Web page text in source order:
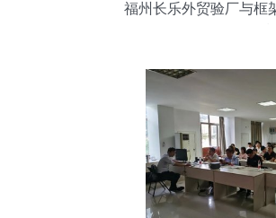
福州长乐外贸验厂与框